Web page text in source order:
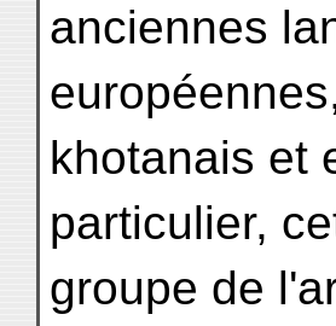
anciennes
khotanais et
particulier,
groupe de